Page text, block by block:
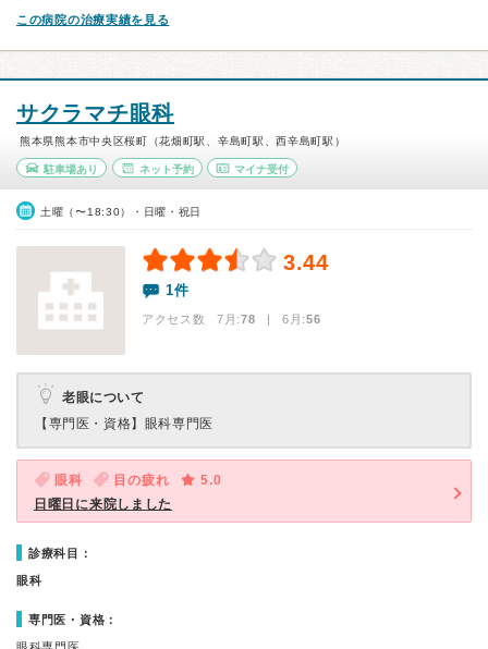
この病院の治療実績を見る
サクラマチ眼科
熊本県熊本市中央区桜町（花畑町駅、辛島町駅、西辛島町駅）
駐車場あり ネット予約 マイナ受付
土曜（〜18:30）・日曜・祝日
3.44
1件
アクセス数 7月:78 | 6月:56
老眼について
【専門医・資格】 眼科専門医
眼科 目の疲れ
5.0
日曜日に来院しました
診療科目：
眼科
専門医・資格：